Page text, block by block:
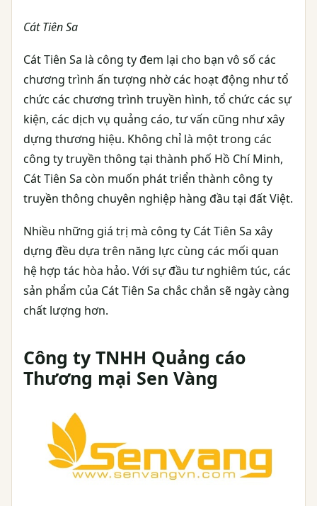
Cát Tiên Sa
Cát Tiên Sa là công ty đem lại cho bạn vô số các
chương trình ấn tượng nhờ các hoạt động như tổ
chức các chương trình truyền hình, tổ chức các sự
kiện, các dịch vụ quảng cáo, tư vấn cũng như xây
dựng thương hiệu. Không chỉ là một trong các
công ty truyền thông tại thành phố Hồ Chí Minh,
Cát Tiên Sa còn muốn phát triển thành công ty
truyền thông chuyên nghiệp hàng đầu tại đất Việt.
Nhiều những giá trị mà công ty Cát Tiên Sa xây
dựng đều dựa trên năng lực cùng các mối quan
hệ hợp tác hòa hảo. Với sự đầu tư nghiêm túc, các
sản phẩm của Cát Tiên Sa chắc chắn sẽ ngày càng
chất lượng hơn.
Công ty TNHH Quảng cáo
Thương mại Sen Vàng